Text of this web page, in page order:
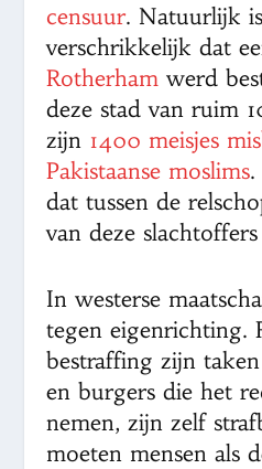
censuur. Natuurlijk
verschrikkelijk dat
Rotherham werd
deze stad van ruim
zijn 1400 meisjes
Pakistaanse moslims
dat tussen de
van deze
In westerse
tegen eigenrichting.
bestraffing zijn
en burgers die het
nemen, zijn zelf
moeten mensen als